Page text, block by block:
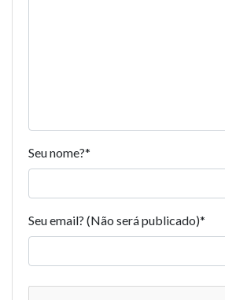
Seu nome?*
Seu email? (Não será publicado)*